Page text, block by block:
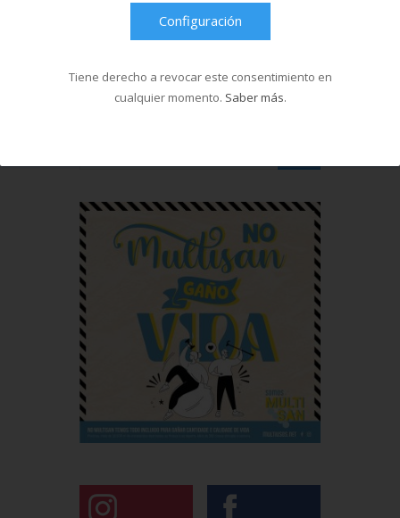
Configuración
Tiene derecho a revocar este consentimiento en
cualquier momento. Saber más.